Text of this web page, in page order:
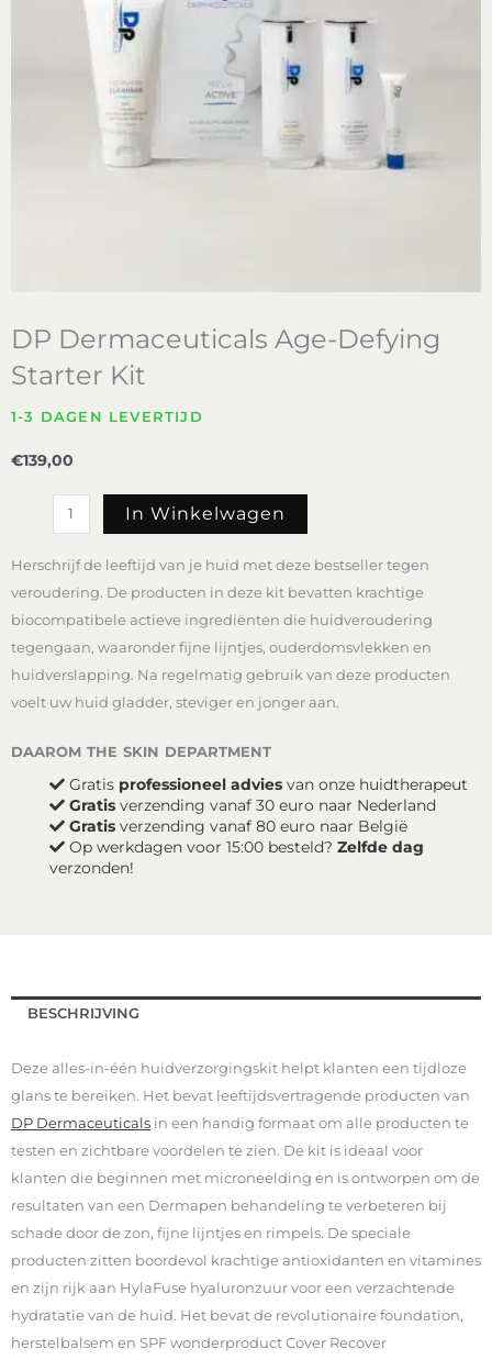
DP Dermaceuticals Age-Defying
Starter Kit
1-3 DAGEN LEVERTIJD
€139,00
Defying
Starter
aantal
In Winkelwagen
Herschrijf de leeftijd van je huid met deze bestseller tegen
veroudering. De producten in deze kit bevatten krachtige
biocompatibele actieve ingrediënten die huidveroudering
tegengaan, waaronder fijne lijntjes, ouderdomsvlekken en
huidverslapping. Na regelmatig gebruik van deze producten
voelt uw huid gladder, steviger en jonger aan.
daarom the skin department
Gratis professioneel advies van onze huidtherapeut
Gratis verzending vanaf 30 euro naar Nederland
Gratis verzending vanaf 80 euro naar België
Op werkdagen voor 15:00 besteld? Zelfde dag
verzonden!
BESCHRIJVING
Deze alles-in-één huidverzorgingskit helpt klanten een tijdloze
glans te bereiken. Het bevat leeftijdsvertragende producten van
DP Dermaceuticals in een handig formaat om alle producten te
testen en zichtbare voordelen te zien. De kit is ideaal voor
klanten die beginnen met microneelding en is ontworpen om de
resultaten van een Dermapen behandeling te verbeteren bij
schade door de zon, fijne lijntjes en rimpels. De speciale
producten zitten boordevol krachtige antioxidanten en vitamines
en zijn rijk aan HylaFuse hyaluronzuur voor een verzachtende
hydratatie van de huid. Het bevat de revolutionaire foundation,
herstelbalsem en SPF wonderproduct Cover Recover